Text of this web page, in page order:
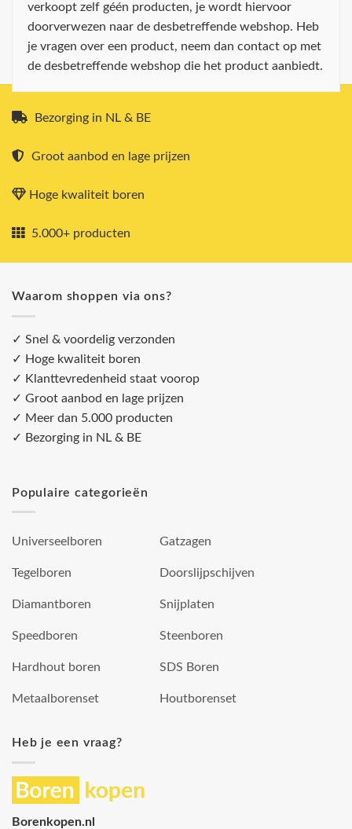
verkoopt zelf géén producten, je wordt hiervoor
doorverwezen naar de desbetreffende webshop. Heb
je vragen over een product, neem dan contact op met
de desbetreffende webshop die het product aanbiedt.
Bezorging in NL & BE
Groot aanbod en lage prijzen
Hoge kwaliteit boren
5.000+ producten
Waarom shoppen via ons?
✓ Snel & voordelig verzonden
✓ Hoge kwaliteit boren
✓ Klanttevredenheid staat voorop
✓ Groot aanbod en lage prijzen
✓ Meer dan 5.000 producten
✓ Bezorging in NL & BE
Populaire categorieën
Universeelboren
Tegelboren
Diamantboren
Speedboren
Hardhout boren
Metaalborenset
Gatzagen
Doorslijpschijven
Snijplaten
Steenboren
SDS Boren
Houtborenset
Heb je een vraag?
Borenkopen.nl